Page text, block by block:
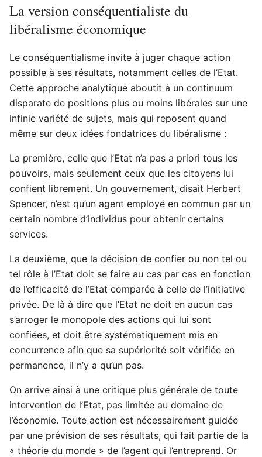
La version conséquentialiste du
libéralisme économique
Le conséquentialisme invite à juger chaque action
possible à ses résultats, notamment celles de l’Etat.
Cette approche analytique aboutit à un continuum
disparate de positions plus ou moins libérales sur une
infinie variété de sujets, mais qui reposent quand
même sur deux idées fondatrices du libéralisme :
La première, celle que l’Etat n’a pas a priori tous les
pouvoirs, mais seulement ceux que les citoyens lui
confient librement. Un gouvernement, disait Herbert
Spencer, n’est qu’un agent employé en commun par un
certain nombre d’individus pour obtenir certains
services.
La deuxième, que la décision de confier ou non tel ou
tel rôle à l’Etat doit se faire au cas par cas en fonction
de l’efficacité de l’Etat comparée à celle de l’initiative
privée. De là à dire que l’Etat ne doit en aucun cas
s’arroger le monopole des actions qui lui sont
confiées, et doit être systématiquement mis en
concurrence afin que sa supériorité soit vérifiée en
permanence, il n’y a qu’un pas.
On arrive ainsi à une critique plus générale de toute
intervention de l’Etat, pas limitée au domaine de
l’économie. Toute action est nécessairement guidée
par une prévision de ses résultats, qui fait partie de la
« théorie du monde » de l’agent qui l’entreprend. Or